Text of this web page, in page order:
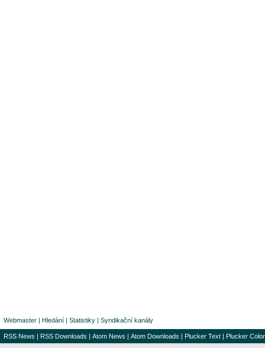
Webmaster | Hledání | Statistiky | Syndikační kanály
RSS News | RSS Downloads | Atom News | Atom Downloads | Plucker Text | Plucker Color